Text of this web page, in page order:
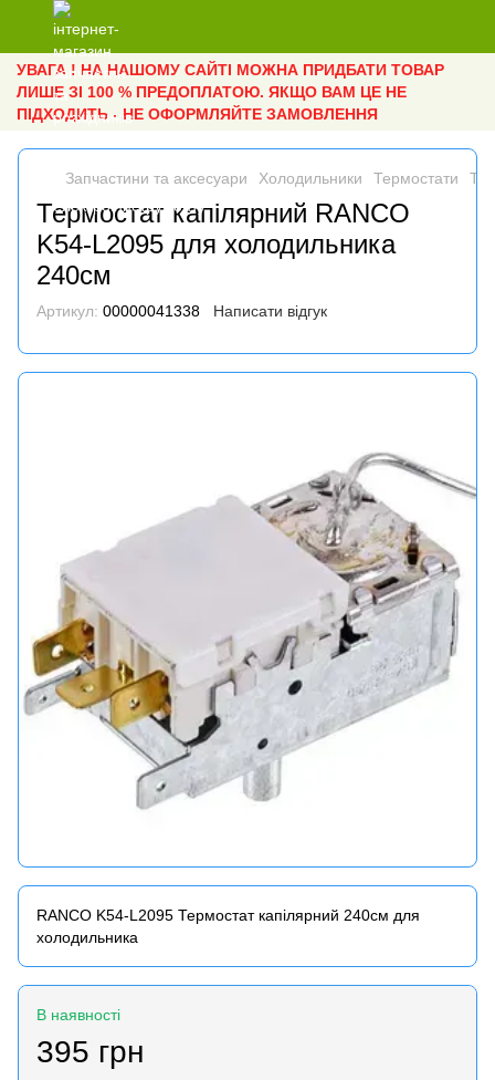
УВАГА ! НА НАШОМУ САЙТІ МОЖНА ПРИДБАТИ ТОВАР
ЛИШЕ ЗІ 100 % ПРЕДОПЛАТОЮ. ЯКЩО ВАМ ЦЕ НЕ
ПІДХОДИТЬ - НЕ ОФОРМЛЯЙТЕ ЗАМОВЛЕННЯ
Запчастини та аксесуари Холодильники Термостати
Термостат капілярний RANCO
K54-L2095 для холодильника
240см
Артикул: 00000041338 Написати відгук
RANCO K54-L2095 Термостат капілярний 240см для
холодильника
В наявності
395 грн